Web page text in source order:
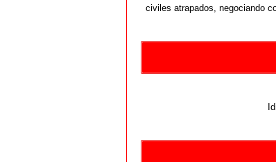
civiles atrapados, negociando